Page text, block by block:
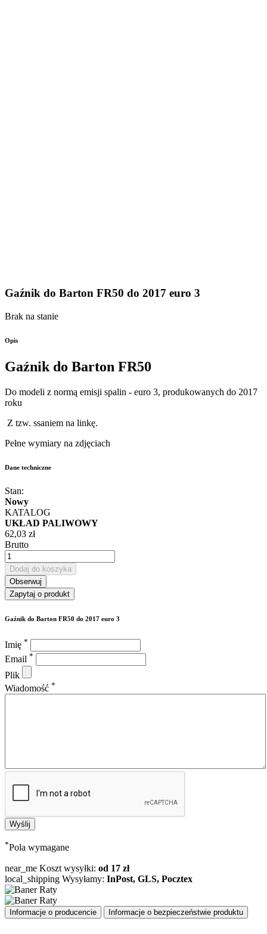
Gaźnik do Barton FR50 do 2017 euro 3
Brak na stanie
Opis
Gaźnik do Barton FR50
Do modeli z normą emisji spalin - euro 3, produkowanych do 2017
roku
Z tzw. ssaniem na linkę.
Pełne wymiary na zdjęciach
Dane techniczne
Stan:
Nowy
KATALOG
UKŁAD PALIWOWY
62,03 zł
Brutto
Dodaj do koszyka
Obserwuj
Zapytaj o produkt
Gaźnik do Barton FR50 do 2017 euro 3
Imię *
Email *
Plik
Wiadomość *
*Pola wymagane
near_me Koszt wysyłki: od 17 zł
local_shipping Wysyłamy: InPost, GLS, Pocztex
Informacje o producencie Informacje o bezpieczeństwie produktu